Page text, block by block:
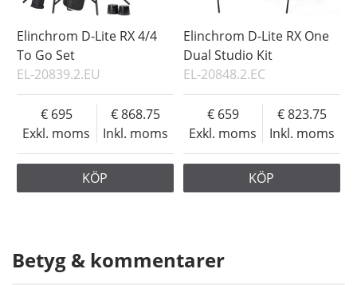
Elinchrom D-Lite RX 4/4
To Go Set
EL-20839.2.EU
Exkl. moms
695
Inkl. moms
868.75
KÖP
Elinchrom D-Lite RX One
Dual Studio Kit
EL-20848.2.EC
Exkl. moms
659
Inkl. moms
823.75
KÖP
Betyg & kommentarer